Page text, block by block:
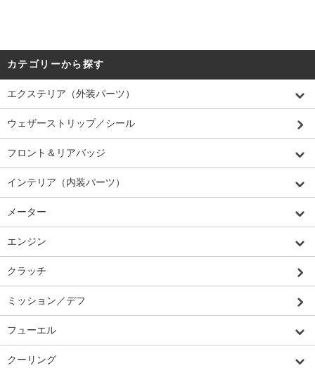
カテゴリーから探す
エクステリア（外装パーツ）
ウェザーストリップ／シール
フロント＆リアバッジ
インテリア（内装パーツ）
メーター
エンジン
クラッチ
ミッション／デフ
フューエル
クーリング